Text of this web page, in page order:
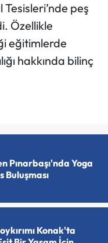
peş
Özellikle
eğitimlerde
hakkında bilinç
Pınarbaşı'nda Yoga
Buluşması
Konak'ta